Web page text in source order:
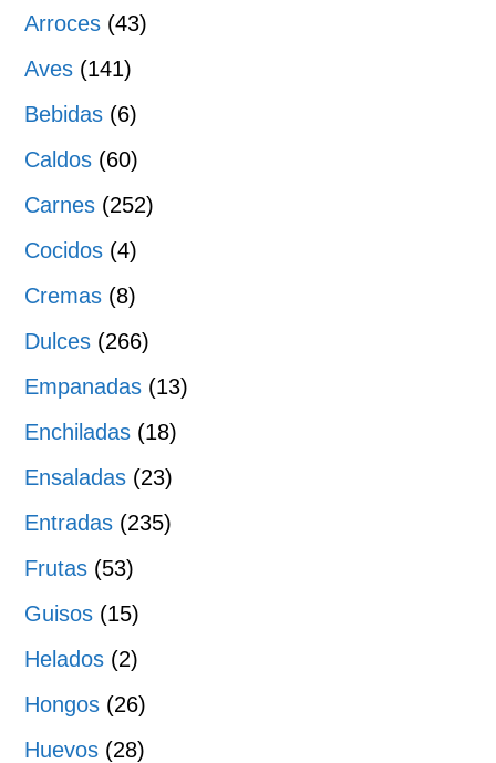
Arroces (43)
Aves (141)
Bebidas (6)
Caldos (60)
Carnes (252)
Cocidos (4)
Cremas (8)
Dulces (266)
Empanadas (13)
Enchiladas (18)
Ensaladas (23)
Entradas (235)
Frutas (53)
Guisos (15)
Helados (2)
Hongos (26)
Huevos (28)